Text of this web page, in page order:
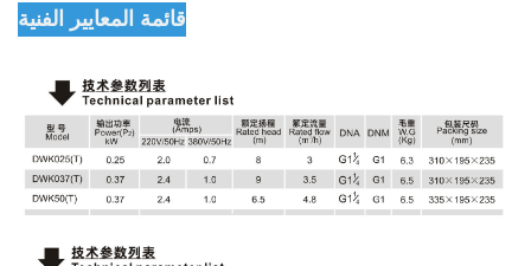
قائمة المعايير الفنية